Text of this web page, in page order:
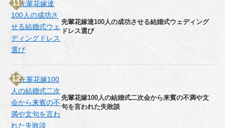
先輩花嫁達100人の成功させる結婚式ウェディング
ドレス選び
先輩花嫁100人の結婚式二次会から来賓の不満や文
句を言われた失敗談